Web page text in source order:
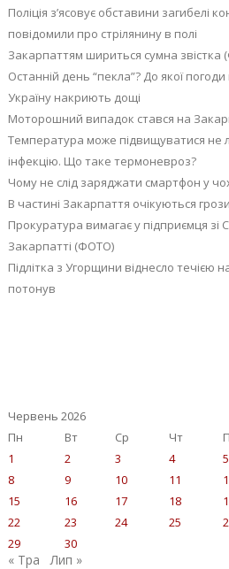
Поліція з’ясовує обставини загибелі
повідомили про стрілянину в полі
Закарпаттям шириться сумна звістка
Останній день “пекла”? До якої
Україну накриють дощі
Моторошний випадок стався на
Температура може підвищуватися не
інфекцію. Що таке термоневроз?
Чому не слід заряджати смартфон у
В частині Закарпаття очікуються
Прокуратура вимагає у підприємця зі
Закарпатті (ФОТО)
Підлітка з Угорщини віднесло течією
потонув
Червень 2026
Пн
Вт Ср Чт
1
2 3 4 5
8
9 10 11
15
16 17 18
22
23 24 25
29
30
« Тра Лип »